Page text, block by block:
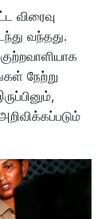
விரைவு
வந்தது.
நேற்று